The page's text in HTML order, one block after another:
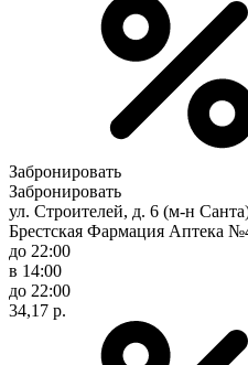
Забронировать
Забронировать
ул. Строителей, д. 6 (м-н
Брестская Фармация Аптека
до 22:00
в 14:00
до 22:00
34,17 р.